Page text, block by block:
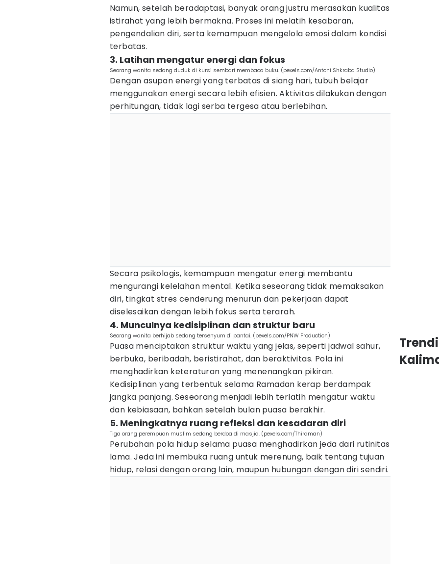
Namun, setelah beradaptasi, banyak orang justru merasakan kualitas
istirahat yang lebih bermakna. Proses ini melatih kesabaran,
pengendalian diri, serta kemampuan mengelola emosi dalam kondisi
terbatas.
3. Latihan mengatur energi dan fokus
Seorang wanita sedang duduk di kursi sembari membaca buku. (pexels.com/Antoni Shkraba Studio)
Dengan asupan energi yang terbatas di siang hari, tubuh belajar
menggunakan energi secara lebih efisien. Aktivitas dilakukan dengan
perhitungan, tidak lagi serba tergesa atau berlebihan.
Secara psikologis, kemampuan mengatur energi membantu
mengurangi kelelahan mental. Ketika seseorang tidak memaksakan
diri, tingkat stres cenderung menurun dan pekerjaan dapat
diselesaikan dengan lebih fokus serta terarah.
4. Munculnya kedisiplinan dan struktur baru
Seorang wanita berhijab sedang tersenyum di pantai. (pexels.com/PNW Production)
Puasa menciptakan struktur waktu yang jelas, seperti jadwal sahur,
berbuka, beribadah, beristirahat, dan beraktivitas. Pola ini
menghadirkan keteraturan yang menenangkan pikiran.
Kedisiplinan yang terbentuk selama Ramadan kerap berdampak
jangka panjang. Seseorang menjadi lebih terlatih mengatur waktu
dan kebiasaan, bahkan setelah bulan puasa berakhir.
5. Meningkatnya ruang refleksi dan kesadaran diri
Tiga orang perempuan muslim sedang berdoa di masjid. (pexels.com/Thirdman)
Perubahan pola hidup selama puasa menghadirkan jeda dari rutinitas
lama. Jeda ini membuka ruang untuk merenung, baik tentang tujuan
hidup, relasi dengan orang lain, maupun hubungan dengan diri sendiri.